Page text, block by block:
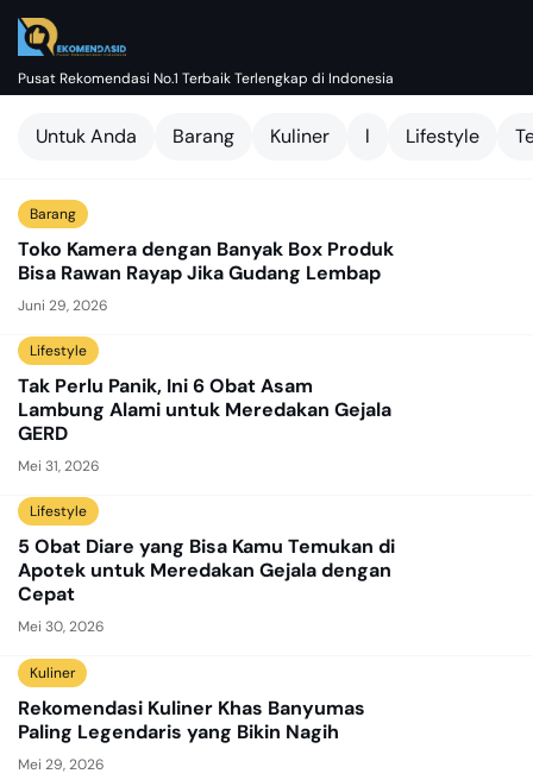
Pusat Rekomendasi No.1 Terbaik Terlengkap di Indonesia
Untuk Anda Barang Kuliner l Lifestyle
Barang
Toko Kamera dengan Banyak Box Produk
Bisa Rawan Rayap Jika Gudang Lembap
Juni 29, 2026
Lifestyle
Tak Perlu Panik, Ini 6 Obat Asam
Lambung Alami untuk Meredakan Gejala
GERD
Mei 31, 2026
Lifestyle
5 Obat Diare yang Bisa Kamu Temukan di
Apotek untuk Meredakan Gejala dengan
Cepat
Mei 30, 2026
Kuliner
Rekomendasi Kuliner Khas Banyumas
Paling Legendaris yang Bikin Nagih
Mei 29, 2026